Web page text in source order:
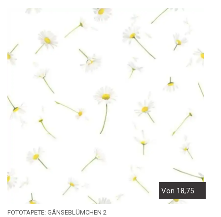
Von 18,75
FOTOTAPETE: GÄNSEBLÜMCHEN 2